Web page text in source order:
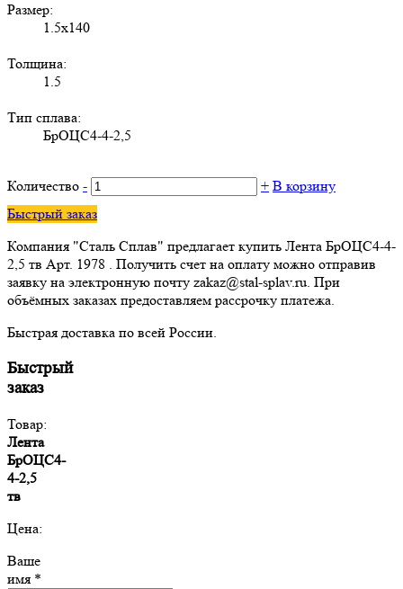
Размер:
1.5x140
Толщина:
1.5
Тип сплава:
БрОЦС4-4-2,5
Количество - + В корзину
Быстрый заказ
Компания "Сталь Сплав" предлагает купить Лента БрОЦС4-4-
2,5 тв Арт. 1978 . Получить счет на оплату можно отправив
заявку на электронную почту zakaz@stal-splav.ru. При
объёмных заказах предоставляем рассрочку платежа.
Быстрая доставка по всей России.
Быстрый
заказ
Товар:
Лента
БрОЦС4-
4-2,5
тв
Цена:
Ваше
имя *